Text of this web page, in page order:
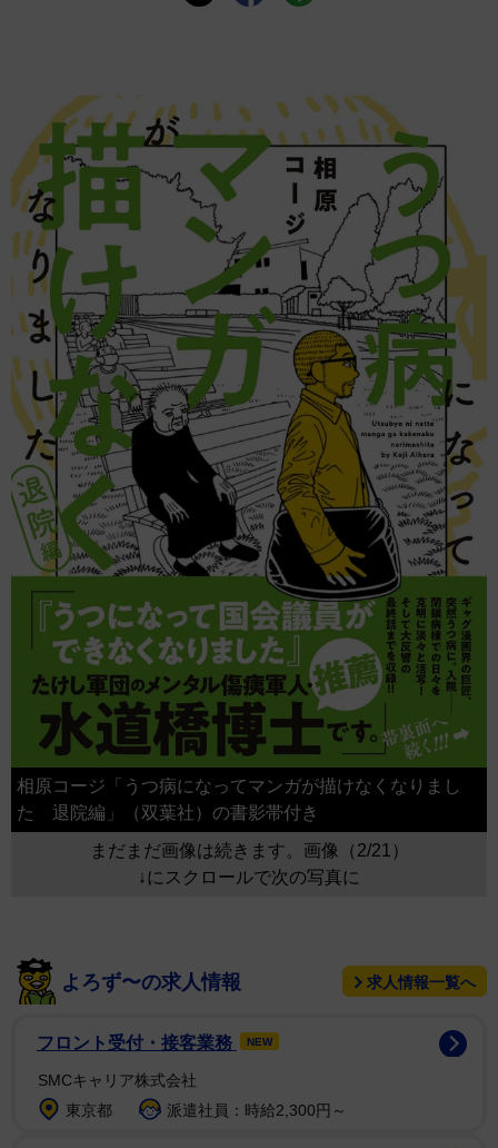
相原コージ「うつ病になってマンガが描けなくなりまし
た 退院編」（双葉社）の書影帯付き
まだまだ画像は続きます。画像（2/21）
↓にスクロールで次の写真に
よろず〜の求人情報 求人情報一覧へ
フロント受付・接客業務 NEW
SMCキャリア株式会社
東京都
派遣社員：時給2,300円～